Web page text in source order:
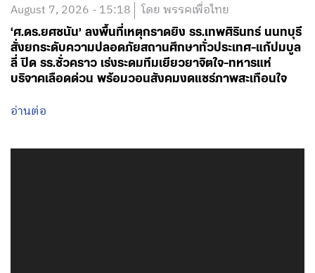
August 7, 2026 - 15:18 โดย พรรคเพื่อไทย
‘ศ.ดร.ยศชนัน’ ลงพื้นที่เหตุกราดยิง รร.เทพศิรินทร์ นนทบุรี
สั่งยกระดับความปลอดภัยสถานศึกษาทั่วประเทศ-แก้ปมบูล
ลี่ ปิด รร.ชั่วคราว เร่งระดมทีมเยียวยาจิตใจ-ทหารแห่
บริจาคเลือดด่วน พร้อมวอนสังคมงดแชร์ภาพสะเทือนใจ
อ่านต่อ